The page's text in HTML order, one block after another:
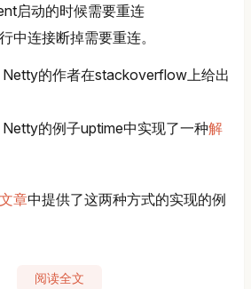
启动的时候需要重连
中连接断掉需要重连。
的作者在stackoverflow上给出
的例子uptime中实现了一种解
文章中提供了这两种方式的实现的例
阅读全文